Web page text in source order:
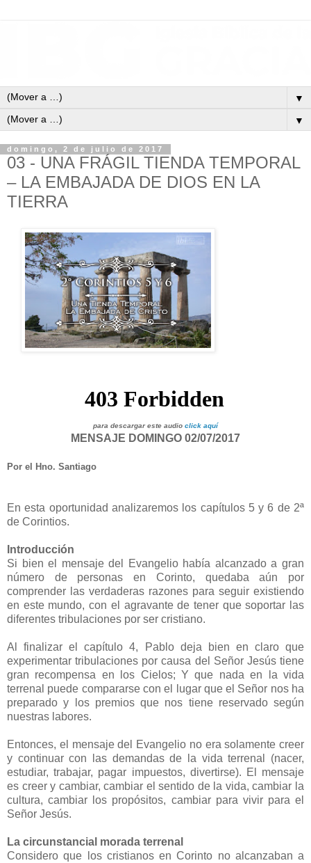
▼
▼
domingo, 2 de julio de 2017
03 - UNA FRÁGIL TIENDA TEMPORAL
– LA EMBAJADA DE DIOS EN LA
TIERRA
para descargar este audio click aquí
MENSAJE DOMINGO 02/07/2017
Por el Hno. Santiago
En esta oportunidad analizaremos los capítulos 5 y 6 de 2ª
de Corintios.
Introducción
Si bien el mensaje del Evangelio había alcanzado a gran
número de personas en Corinto, quedaba aún por
comprender las verdaderas razones para seguir existiendo
en este mundo, con el agravante de tener que soportar las
diferentes tribulaciones por ser cristiano.
Al finalizar el capítulo 4, Pablo deja bien en claro que
experimentar tribulaciones por causa del Señor Jesús tiene
gran recompensa en los Cielos; Y que nada en la vida
terrenal puede compararse con el lugar que el Señor nos ha
preparado y los premios que nos tiene reservado según
nuestras labores.
Entonces, el mensaje del Evangelio no era solamente creer
y continuar con las demandas de la vida terrenal (nacer,
estudiar, trabajar, pagar impuestos, divertirse). El mensaje
es creer y cambiar, cambiar el sentido de la vida, cambiar la
cultura, cambiar los propósitos, cambiar para vivir para el
Señor Jesús.
La circunstancial morada terrenal
Considero que los cristianos en Corinto no alcanzaban a